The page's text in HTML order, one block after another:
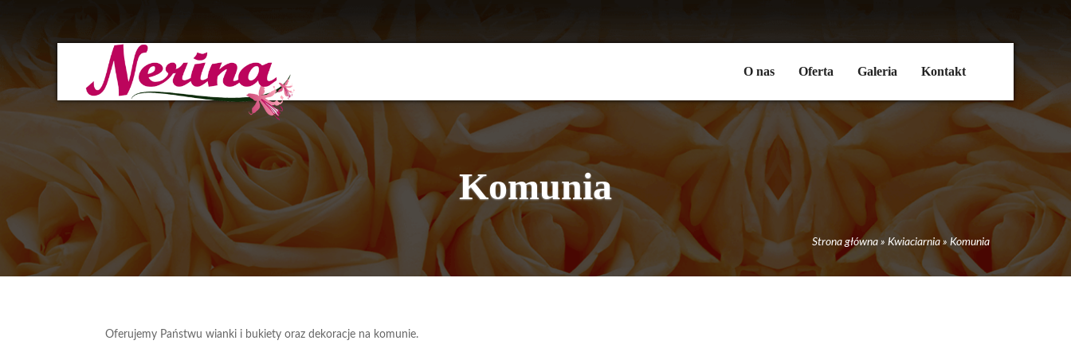
O nas Oferta Galeria Kontakt
Komunia
Strona główna » Kwiaciarnia » Komunia
Oferujemy Państwu wianki i bukiety oraz dekoracje na komunie.